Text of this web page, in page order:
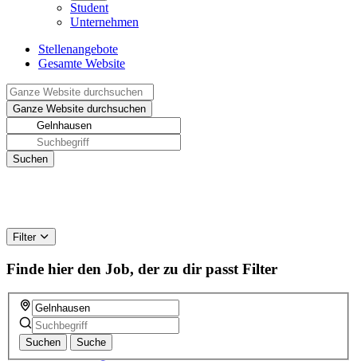
Student
Unternehmen
Stellenangebote
Gesamte Website
Filter
Finde hier den Job, der zu dir passt Filter
Suchen Suche